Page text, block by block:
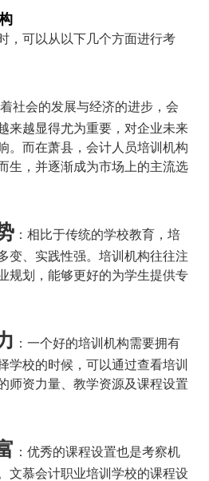
，可以从以下几个方面进行考
着社会的发展与经济的进步，会
来越显得尤为重要，对企业未来
。而在萧县，会计人员培训机构
生，并逐渐成为市场上的主流选
：相比于传统的学校教育，培
变、实践性强。培训机构往往注
规划，能够更好的为学生提供专
：一个好的培训机构需要拥有
学校的时候，可以通过查看培训
师资力量、教学资源及课程设置
：优秀的课程设置也是考察机
文慕会计职业培训学校的课程设